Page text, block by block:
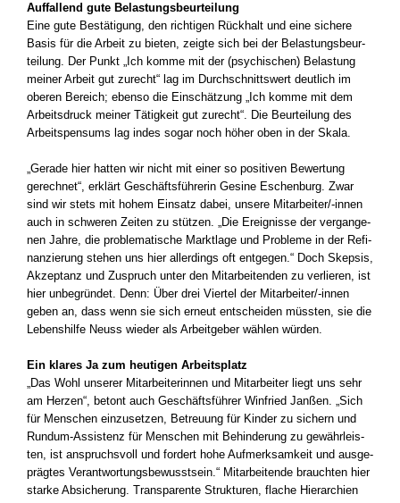
Auf­fal­lend gute Belas­tungs­be­ur­tei­lung
Eine gute Bestä­ti­gung, den rich­ti­gen Rück­halt und eine siche­re
Basis für die Arbeit zu bie­ten, zeig­te sich bei der Belas­tungs­be­ur­
tei­lung. Der Punkt „Ich kom­me mit der (psy­chi­schen) Belas­tung
mei­ner Arbeit gut zurecht“ lag im Durch­schnitts­wert deut­lich im
obe­ren Bereich; eben­so die Ein­schät­zung „Ich kom­me mit dem
Arbeits­druck mei­ner Tätig­keit gut zurecht“. Die Beur­tei­lung des
Arbeits­pen­sums lag indes sogar noch höher oben in der Ska­la.
„Gera­de hier hat­ten wir nicht mit einer so posi­ti­ven Bewer­tung
gerech­net“, erklärt Geschäfts­füh­re­rin Gesi­ne Eschen­burg. Zwar
sind wir stets mit hohem Ein­satz dabei, unse­re Mitarbeiter/-innen
auch in schwe­ren Zei­ten zu stüt­zen. „Die Ereig­nis­se der ver­gan­ge­
nen Jah­re, die pro­ble­ma­ti­sche Markt­la­ge und Pro­ble­me in der Refi­
nan­zie­rung ste­hen uns hier aller­dings oft ent­ge­gen.“ Doch Skep­sis,
Akzep­tanz und Zuspruch unter den Mit­ar­bei­ten­den zu ver­lie­ren, ist
hier unbe­grün­det. Denn: Über drei Vier­tel der Mitarbeiter/-innen
geben an, dass wenn sie sich erneut ent­schei­den müss­ten, sie die
Lebens­hil­fe Neuss wie­der als Arbeit­ge­ber wäh­len wür­den.
Ein kla­res Ja zum heu­ti­gen Arbeits­platz
„Das Wohl unse­rer Mit­ar­bei­te­rin­nen und Mit­ar­bei­ter liegt uns sehr
am Her­zen“, betont auch Geschäfts­füh­rer Win­fried Jan­ßen. „Sich
für Men­schen ein­zu­set­zen, Betreu­ung für Kin­der zu sichern und
Rundum-Assistenz für Men­schen mit Behin­de­rung zu gewähr­leis­
ten, ist anspruchs­voll und for­dert hohe Auf­merk­sam­keit und aus­ge­
präg­tes Ver­ant­wor­tungs­be­wusst­sein.“ Mit­ar­bei­ten­de brauch­ten hier
star­ke Absi­che­rung. Trans­pa­ren­te Struk­tu­ren, fla­che Hier­ar­chien